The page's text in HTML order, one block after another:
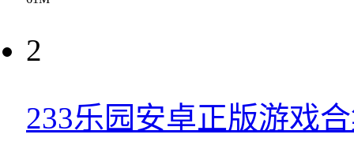
2
233乐园安卓正版游戏